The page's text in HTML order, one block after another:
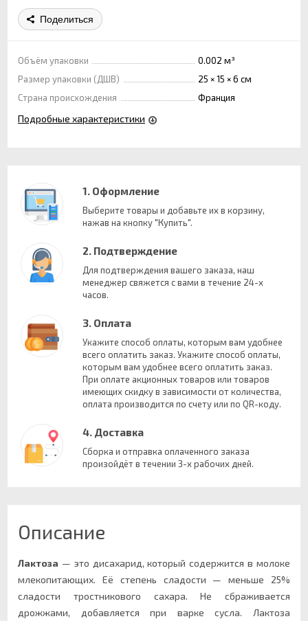
Поделиться
Объём упаковки
0.002 м³
Размер упаковки (ДШВ)
25 × 15 × 6 см
Страна происхождения
Франция
Подробные характеристики
1. Оформление
Выберите товары и добавьте их в корзину,
нажав на кнопку "Купить".
2. Подтверждение
Для подтверждения вашего заказа, наш
менеджер свяжется с вами в течение 24-х
часов.
3. Оплата
Укажите способ оплаты, которым вам удобнее
всего оплатить заказ. Укажите способ оплаты,
которым вам удобнее всего оплатить заказ.
При оплате акционных товаров или товаров
имеющих скидку в зависимости от количества,
оплата производится по счету или по QR-коду.
4. Доставка
Сборка и отправка оплаченного заказа
произойдёт в течении 3-х рабочих дней.
Описание
Лактоза — это дисахарид, который содержится в молоке
млекопитающих. Её степень сладости — меньше 25%
сладости тростникового сахара. Не сбраживается
дрожжами, добавляется при варке сусла. Лактоза